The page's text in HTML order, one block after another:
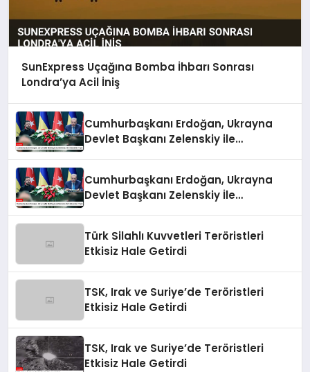
SunExpress Uçağına Bomba İhbarı Sonrası
Londra’ya Acil İniş
Cumhurbaşkanı Erdoğan, Ukrayna
Devlet Başkanı Zelenskiy ile
Cumhurbaşkanı Erdoğan, Ukrayna
Devlet Başkanı Zelenskiy İle
Türk Silahlı Kuvvetleri Teröristleri
Etkisiz Hale Getirdi
TSK, Irak ve Suriye’de Teröristleri
Etkisiz Hale Getirdi
TSK, Irak ve Suriye’de Teröristleri
Etkisiz Hale Getirdi